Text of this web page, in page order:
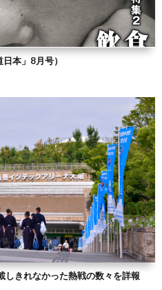
本」8月号）
きれなかった熱戦の数々を詳報